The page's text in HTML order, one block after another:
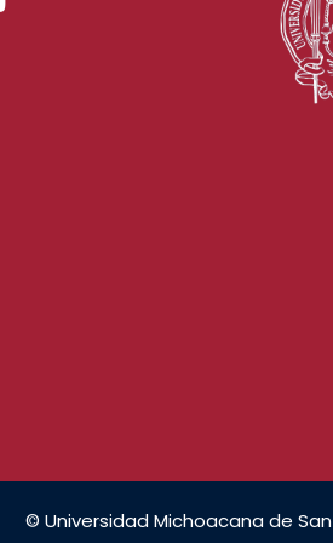
© Universidad Michoacana de